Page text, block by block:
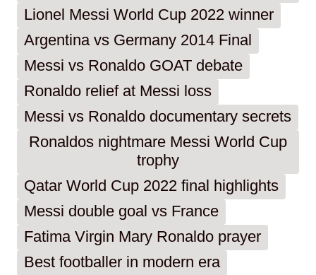
Lionel Messi World Cup 2022 winner
Argentina vs Germany 2014 Final
Messi vs Ronaldo GOAT debate
Ronaldo relief at Messi loss
Messi vs Ronaldo documentary secrets
Ronaldos nightmare Messi World Cup
trophy
Qatar World Cup 2022 final highlights
Messi double goal vs France
Fatima Virgin Mary Ronaldo prayer
Best footballer in modern era